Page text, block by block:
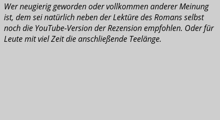
Wer neugierig geworden oder vollkommen anderer Meinung
ist, dem sei natürlich neben der Lektüre des Romans selbst
noch die YouTube-Version der Rezension empfohlen. Oder für
Leute mit viel Zeit die anschließende Teelänge.